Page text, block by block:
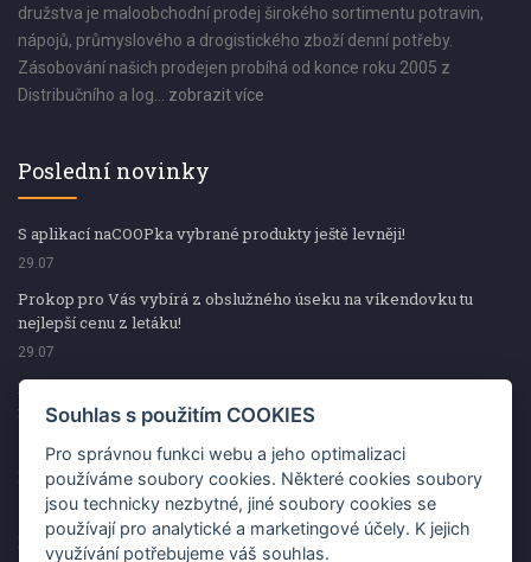
družstva je maloobchodní prodej širokého sortimentu potravin,
nápojů, průmyslového a drogistického zboží denní potřeby.
Zásobování našich prodejen probíhá od konce roku 2005 z
Distribučního a log... zobrazit více
Poslední novinky
S aplikací naCOOPka vybrané produkty ještě levněji!
29.07
Prokop pro Vás vybírá z obslužného úseku na víkendovku tu
nejlepší cenu z letáku!
29.07
Prokop pro Vás vybírá z obslužného úseku na víkendovku tu
nejlepší cenu z letáku!
Kup špekáčky od Váhaly a vyhraj s naCOOPkou sekerku Fiskars
29.07
Prokop pro Vás vybírá na víkendovku ty nejlepší ceny z letáku!
Souhlas s použitím COOKIES
Pro správnou funkci webu a jeho optimalizaci
používáme soubory cookies. Některé cookies soubory
jsou technicky nezbytné, jiné soubory cookies se
používají pro analytické a marketingové účely. K jejich
využívání potřebujeme váš souhlas.